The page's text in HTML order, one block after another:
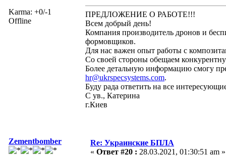
Karma: +0/-1
Offline
ПРЕДЛОЖЕНИЕ О РАБОТЕ!!!
Всем добрый день!
Компания производитель дронов и
формовщиков.
Для нас важен опыт работы с
Со своей стороны обещаем
Более детальную информацию смогу
hr@ukrspecsystems.com.
Буду рада ответить на все
С ув., Катерина
г.Киев
Zementbomber
Re: Украинские БПЛА
« Ответ #20 : 28.03.2021, 01:30:51 am »